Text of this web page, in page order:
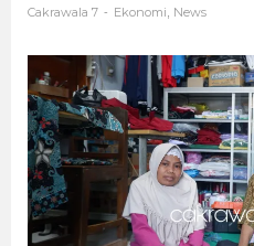
Perhatian
Cakrawala 7 - Ekonomi News